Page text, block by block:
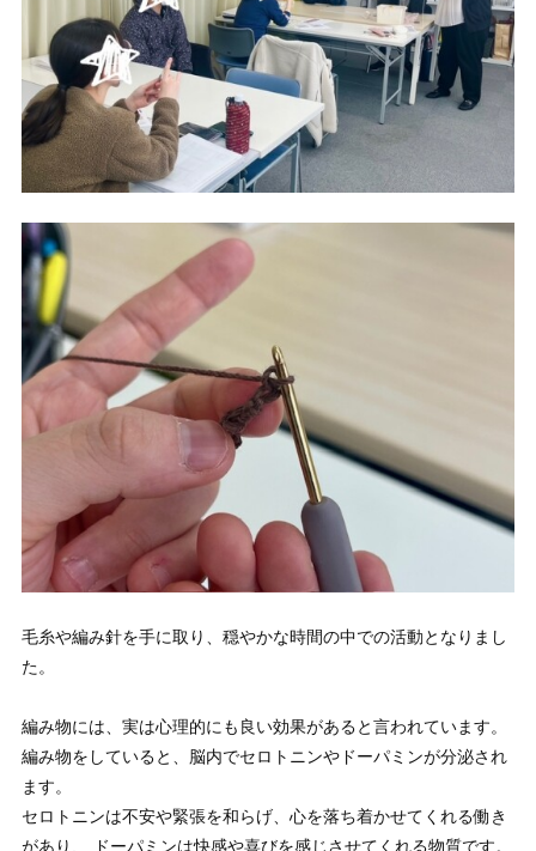
毛糸や編み針を手に取り、穏やかな時間の中での活動となりまし
た。
編み物には、実は心理的にも良い効果があると言われています。
編み物をしていると、脳内でセロトニンやドーパミンが分泌され
ます。
セロトニンは不安や緊張を和らげ、心を落ち着かせてくれる働き
があり、 ドーパミンは快感や喜びを感じさせてくれる物質です。